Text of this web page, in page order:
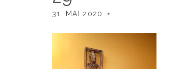
31. MAI 2020